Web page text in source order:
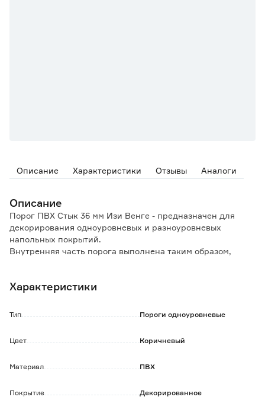
Описание Характеристики Отзывы Аналоги
Описание
Порог ПВХ Стык 36 мм Изи Венге - предназначен для
декорирования одноуровневых и разноуровневых
напольных покрытий.
Внутренняя часть порога выполнена таким образом,
Отличается от других порогов самым простым способом
порога, отрезать и приклеить с помощью уже
Особенности и преимущества:
- повышенная стойкость поверхности к истиранию и
- простой способ монтажа.
Характеристики
Тип Пороги одноуровневые
Цвет Коричневый
Материал ПВХ
Покрытие Декорированное